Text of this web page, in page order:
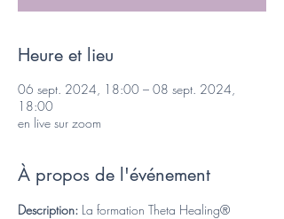
Heure et lieu
06 sept. 2024, 18:00 – 08 sept. 2024,
18:00
en live sur zoom
À propos de l'événement
Description: La formation Theta Healing®